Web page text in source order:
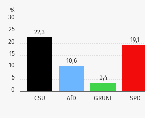
0
5
10
15
20
25
30
%
CSU AfD GRÜNE SPD
22,3
10,6
3,4
19,1